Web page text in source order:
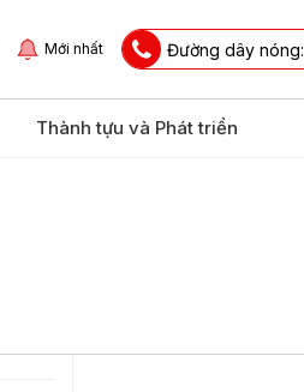
Mới nhất Đường dây nóng:
Thành tựu và Phát triển